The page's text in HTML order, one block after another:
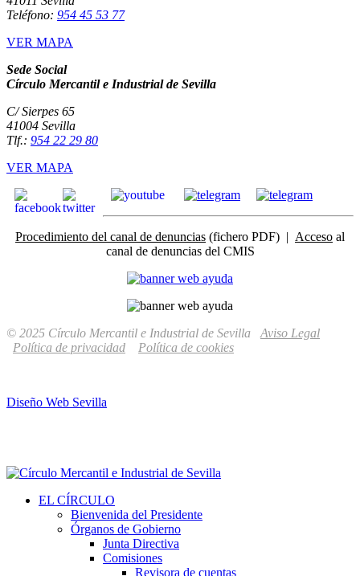
Teléfono: 954 45 53 77
VER MAPA
Sede Social
Círculo Mercantil e Industrial de Sevilla
C/ Sierpes 65
41004 Sevilla
Tlf.: 954 22 29 80
VER MAPA
Procedimiento del canal de denuncias (fichero PDF) | Acceso al
canal de denuncias del CMIS
© 2025 Círculo Mercantil e Industrial de Sevilla Aviso Legal
Política de privacidad
Política de cookies
Diseño Web Sevilla
EL CÍRCULO
Bienvenida del Presidente
Órganos de Gobierno
Junta Directiva
Comisiones
Revisora de cuentas